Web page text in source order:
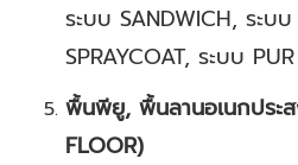
ระบบ SANDWICH, ระบ
SPRAYCOAT, ระบบ
พื้นพียู, พื้นลานอเนกประ
FLOOR)